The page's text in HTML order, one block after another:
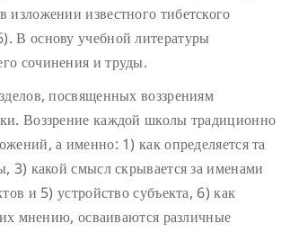
известного тибетского
В основу учебной литературы
сочинения и труды.
посвященных воззрениям
Воззрение каждой школы традиционно
а именно: 1) как определяется та
какой смысл скрывается за именами
и 5) устройство субъекта, 6) как
мнению, осваиваются различные